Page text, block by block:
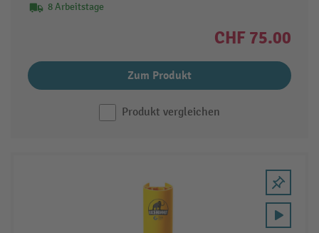
8 Arbeitstage
CHF 75.00
Zum Produkt
Produkt vergleichen